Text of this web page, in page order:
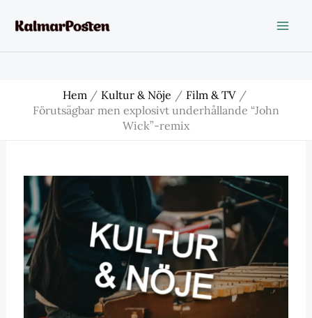
Hem Kultur & Nöje
Film & TV
Förutsägbar men explosivt underhållande “John
Wick”-remix